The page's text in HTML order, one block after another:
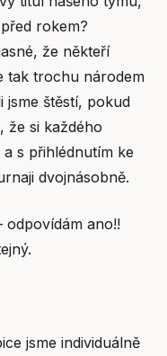
rokem?
že někteří
tak trochu národem
jsme štěstí, pokud
že si každého
s přihlédnutím ke
dvojnásobně.
odpovídám ano!!
jsme individuálně